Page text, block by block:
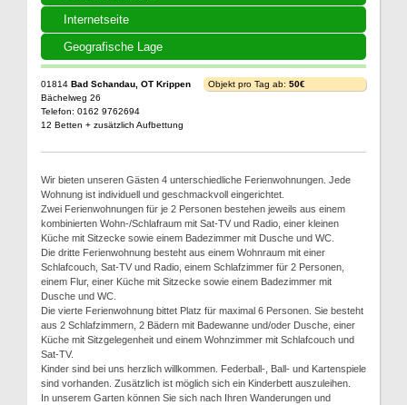
Internetseite
Geografische Lage
01814 Bad Schandau, OT Krippen
Bächelweg 26
Telefon: 0162 9762694
12 Betten + zusätzlich Aufbettung
Objekt pro Tag ab: 50€
Wir bieten unseren Gästen 4 unterschiedliche Ferienwohnungen. Jede
Wohnung ist individuell und geschmackvoll eingerichtet.
Zwei Ferienwohnungen für je 2 Personen bestehen jeweils aus einem
kombinierten Wohn-/Schlafraum mit Sat-TV und Radio, einer kleinen
Küche mit Sitzecke sowie einem Badezimmer mit Dusche und WC.
Die dritte Ferienwohnung besteht aus einem Wohnraum mit einer
Schlafcouch, Sat-TV und Radio, einem Schlafzimmer für 2 Personen,
einem Flur, einer Küche mit Sitzecke sowie einem Badezimmer mit
Dusche und WC.
Die vierte Ferienwohnung bittet Platz für maximal 6 Personen. Sie besteht
aus 2 Schlafzimmern, 2 Bädern mit Badewanne und/oder Dusche, einer
Küche mit Sitzgelegenheit und einem Wohnzimmer mit Schlafcouch und
Sat-TV.
Kinder sind bei uns herzlich willkommen. Federball-, Ball- und Kartenspiele
sind vorhanden. Zusätzlich ist möglich sich ein Kinderbett auszuleihen.
In unserem Garten können Sie sich nach Ihren Wanderungen und